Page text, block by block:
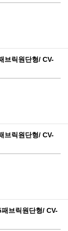
브릭원단형/ CV-
브릭원단형/ CV-
브릭원단형/ CV-